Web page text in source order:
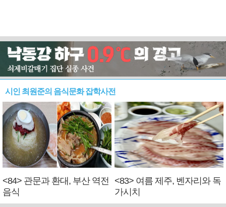
시인 최원준의 음식문화 잡학사전
<84> 관문과 환대, 부산 역전
음식
<83> 여름 제주, 벤자리와 독
가시치